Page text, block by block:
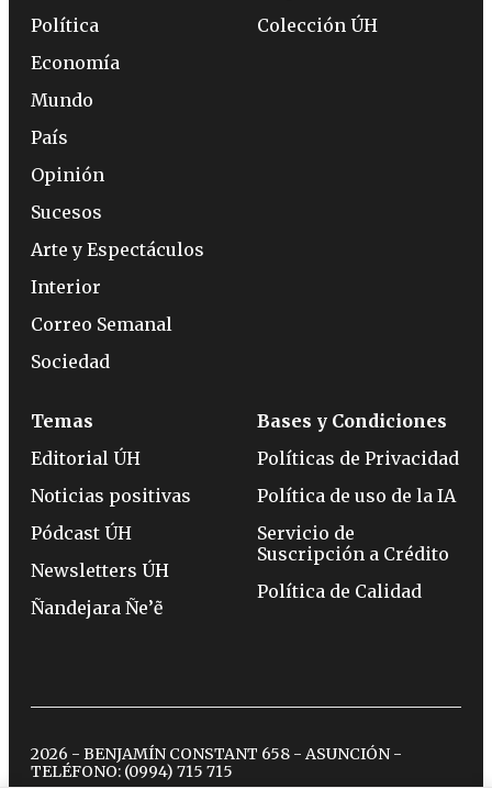
Política
Economía
Mundo
País
Opinión
Sucesos
Arte y Espectáculos
Interior
Correo Semanal
Sociedad
Colección ÚH
Temas
Editorial ÚH
Noticias positivas
Pódcast ÚH
Newsletters ÚH
Ñandejara Ñe’ẽ
Bases y Condiciones
Políticas de Privacidad
Política de uso de la IA
Servicio de
Suscripción a Crédito
Política de Calidad
2026 - BENJAMÍN CONSTANT 658 - ASUNCIÓN -
TELÉFONO: (0994) 715 715